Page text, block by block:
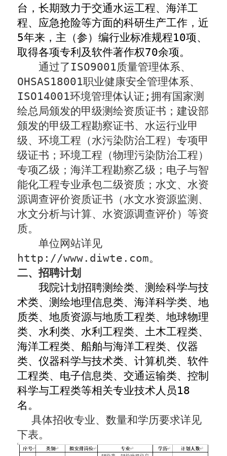
台，长期致力于交通水运工程、海洋工
程、应急抢险等方面的科研生产工作，近
5年来，主（参）编行业标准规程10项、
取得各项专利及软件著作权70余项。
通过了 ISO9001质量管理体系、
OHSAS18001职业健康安全管理体系、
ISO14001环境管理体认证 ;拥有国家测
绘总局颁发的甲级测绘资质证书；建设部
颁发的甲级工程勘察证书、水运行业甲
级、环境工程（水污染防治工程）专项甲
级证书；环境工程（物理污染防治工程）
专项乙级；海洋工程勘察乙级；电子与智
能化工程专业承包二级资质；水文、水资
源调查评价资质证书（水文水资源监测、
水文分析与计算、水资源调查评价）等资
质。
单位网站详见
http://www.diwte.com。
二、招聘计划
我院计划招聘测绘类、测绘科学与技
术类、测绘地理信息类、海洋科学类、地
质类、地质资源与地质工程类、地球物理
类、水利类、水利工程类、土木工程类、
海洋工程类、船舶与海洋工程类、仪器
类、仪器科学与技术类、计算机类、软件
工程类、电子信息类、交通运输类、控制
科学与工程类等相关专业技术人员18
名。
具体招收专业、数量和学历要求详见
下表。